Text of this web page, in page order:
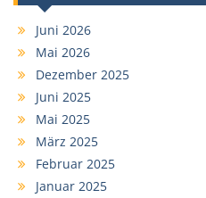
Juni 2026
Mai 2026
Dezember 2025
Juni 2025
Mai 2025
März 2025
Februar 2025
Januar 2025